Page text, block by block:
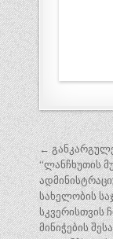
←
“ლანჩხუთის
სახელობის
სკვერისთვის
მინიჭების